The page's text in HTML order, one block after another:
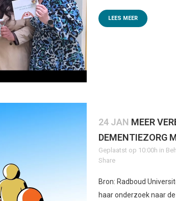
LEES MEER
24 JAN MEER
DEMENTIEZORG
Geplaatst op 10:00h in
Share
Bron: Radboud
haar onderzoek naar